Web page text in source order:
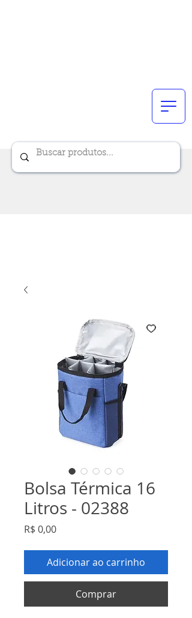
Bolsa Térmica 16
Litros - 02388
R$ 0,00Preço
Adicionar ao carrinho
Comprar